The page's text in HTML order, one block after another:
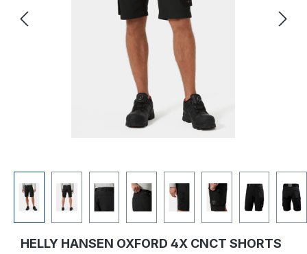
HELLY HANSEN OXFORD 4X CNCT SHORTS